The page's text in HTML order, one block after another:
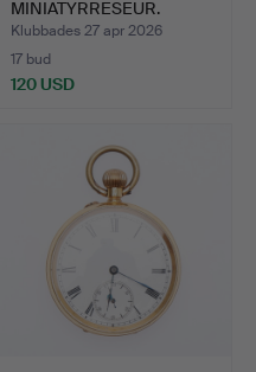
MINIATYRRESEUR.
Klubbades 27 apr 2026
17 bud
120 USD